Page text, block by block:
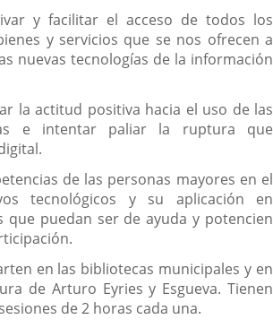
y facilitar el acceso de todos los
y servicios que se nos ofrecen a
nuevas tecnologías de la información
la actitud positiva hacia el uso de las
e intentar paliar la ruptura que
de las personas mayores en el
tecnológicos y su aplicación en
que puedan ser de ayuda y potencien
en las bibliotecas municipales y en
de Arturo Eyries y Esgueva. Tienen
de 2 horas cada una.